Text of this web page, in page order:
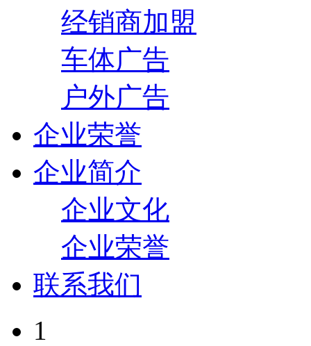
经销商加盟
车体广告
户外广告
企业荣誉
企业简介
企业文化
企业荣誉
联系我们
1